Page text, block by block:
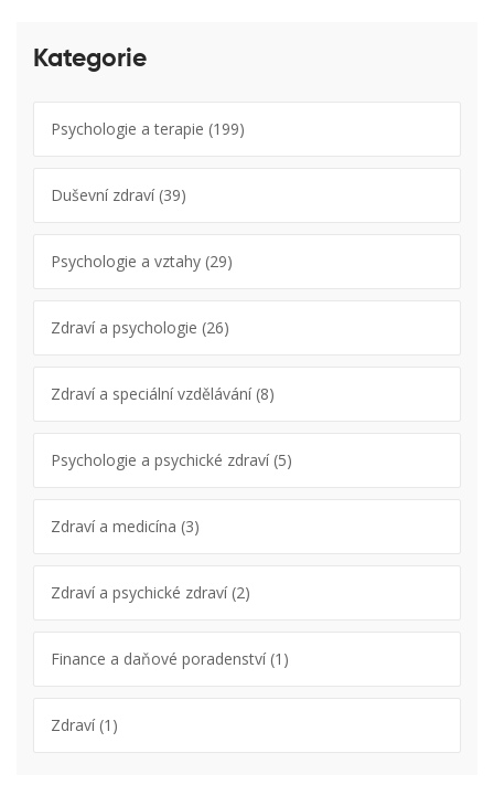
Kategorie
Psychologie a terapie (199)
Duševní zdraví(39)
Psychologie a vztahy (29)
Zdraví a psychologie (26)
Zdraví a speciální vzdělávání(8)
Psychologie a psychické zdraví(5)
Zdraví a medicína (3)
Zdraví a psychické zdraví(2)
Finance a daňové poradenství(1)
Zdraví(1)